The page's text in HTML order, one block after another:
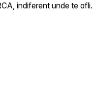
indiferent unde te afli.